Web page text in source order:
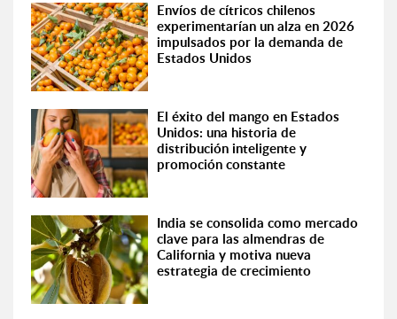
Envíos de cítricos chilenos
experimentarían un alza en 2026
impulsados por la demanda de
Estados Unidos
El éxito del mango en Estados
Unidos: una historia de
distribución inteligente y
promoción constante
India se consolida como mercado
clave para las almendras de
California y motiva nueva
estrategia de crecimiento